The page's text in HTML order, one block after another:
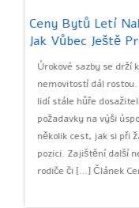
Ceny Bytů Letí
Jak Vůbec Ještě
Úrokové sazby se drží
nemovitostí dál
lidí stále hůře
požadavky na výši
několik cest, jak si při
pozici. Zajištění další
rodiče či […] Článek